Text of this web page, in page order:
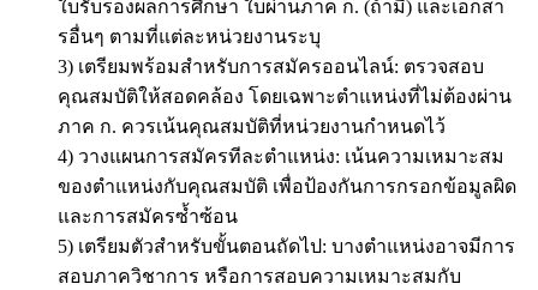
ใบรับรองผลการศึกษา ใบผ่านภาค ก. (ถ้ามี) และเอกสา
รอื่นๆ ตามที่แต่ละหน่วยงานระบุ
3) เตรียมพร้อมสำหรับการสมัครออนไลน์: ตรวจสอบ
คุณสมบัติให้สอดคล้อง โดยเฉพาะตำแหน่งที่ไม่ต้องผ่าน
ภาค ก. ควรเน้นคุณสมบัติที่หน่วยงานกำหนดไว้
4) วางแผนการสมัครทีละตำแหน่ง: เน้นความเหมาะสม
ของตำแหน่งกับคุณสมบัติ เพื่อป้องกันการกรอกข้อมูลผิด
และการสมัครซ้ำซ้อน
5) เตรียมตัวสำหรับขั้นตอนถัดไป: บางตำแหน่งอาจมีการ
สอบภาควิชาการ หรือการสอบความเหมาะสมกับ